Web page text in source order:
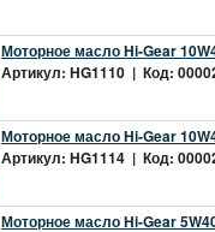
Моторное масло Hi-Gear
Артикул: HG1110 | Код:
Моторное масло Hi-Gear
Артикул: HG1114 | Код:
Моторное масло Hi-Gear